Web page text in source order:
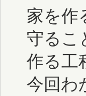
家を作
守るこ
作る工
今回わ